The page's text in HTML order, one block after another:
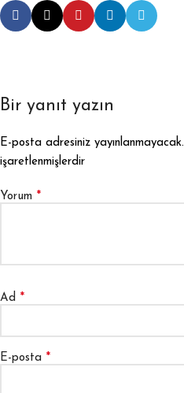
Bir yanıt yazın
E-posta adresiniz yayınlanmayacak.
işaretlenmişlerdir
Yorum *
Ad *
E-posta *